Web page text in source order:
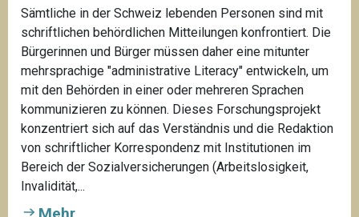
Sämtliche in der Schweiz lebenden Personen sind mit
schriftlichen behördlichen Mitteilungen konfrontiert. Die
Bürgerinnen und Bürger müssen daher eine mitunter
mehrsprachige "administrative Literacy" entwickeln, um
mit den Behörden in einer oder mehreren Sprachen
kommunizieren zu können. Dieses Forschungsprojekt
konzentriert sich auf das Verständnis und die Redaktion
von schriftlicher Korrespondenz mit Institutionen im
Bereich der Sozialversicherungen (Arbeitslosigkeit,
Invalidität,...